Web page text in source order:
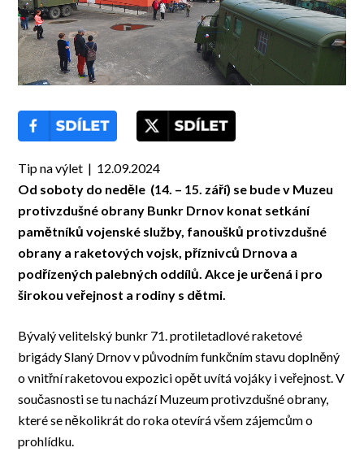
Tip na výlet | 12.09.2024
Od soboty do neděle (14. – 15. září) se bude v Muzeu
protivzdušné obrany Bunkr Drnov konat setkání
pamětníků vojenské služby, fanoušků protivzdušné
obrany a raketových vojsk, příznivců Drnova a
podřízených palebných oddílů. Akce je určená i pro
širokou veřejnost a rodiny s dětmi.
Bývalý velitelský bunkr 71. protiletadlové raketové
brigády Slaný Drnov v původním funkčním stavu doplněný
o vnitřní raketovou expozici opět uvítá vojáky i veřejnost. V
současnosti se tu nachází Muzeum protivzdušné obrany,
které se několikrát do roka otevírá všem zájemcům o
prohlídku.